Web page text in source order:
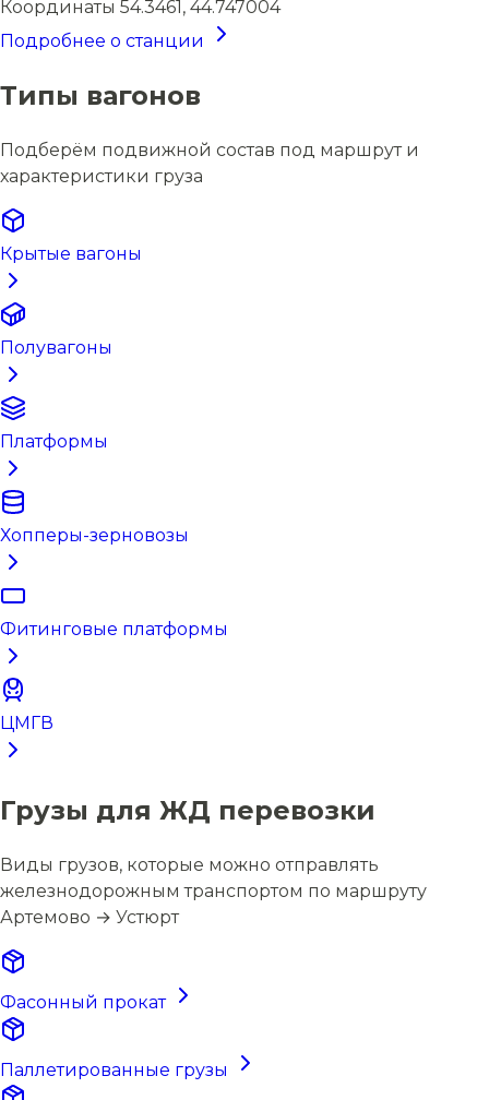
Координаты 54.3461, 44.747004
Подробнее о станции
Типы вагонов
Подберём подвижной состав под маршрут и
характеристики груза
Крытые вагоны
Полувагоны
Платформы
Хопперы-зерновозы
Фитинговые платформы
ЦМГВ
Грузы для ЖД перевозки
Виды грузов, которые можно отправлять
железнодорожным транспортом по маршруту
Артемово → Устюрт
Фасонный прокат
Паллетированные грузы